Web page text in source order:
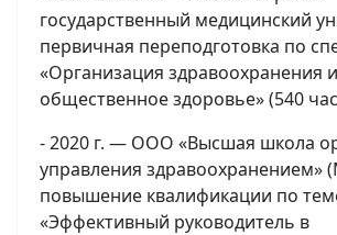
государственный медицинский
первичная переподготовка по
«Организация здравоохранения и
общественное здоровье» (540
- 2020 г. — ООО «Высшая школа
управления здравоохранением»
повышение квалификации по
«Эффективный руководитель в